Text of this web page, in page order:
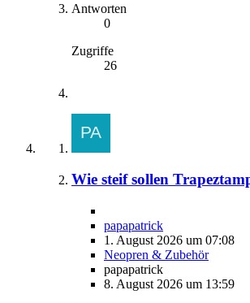
Antworten
0
Zugriffe
26
Wie steif sollen
papapatrick
1. August 2026 um 07:08
Neopren & Zubehör
papapatrick
8. August 2026 um 13:59